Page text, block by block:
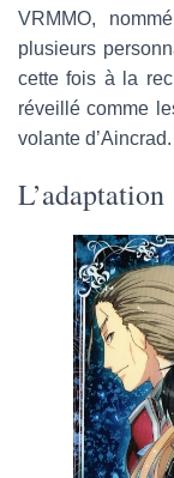
VRMMO,
plusieurs
cette fois à la
réveillé comme
volante d’Aincrad.